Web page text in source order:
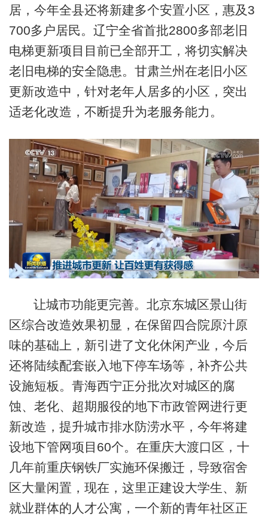
居，今年全县还将新建多个安置小区，惠及3
700多户居民。辽宁全省首批2800多部老旧
电梯更新项目目前已全部开工，将切实解决
老旧电梯的安全隐患。甘肃兰州在老旧小区
更新改造中，针对老年人居多的小区，突出
适老化改造，不断提升为老服务能力。
让城市功能更完善。北京东城区景山街
区综合改造效果初显，在保留四合院原汁原
味的基础上，新引进了文化休闲产业，今后
还将陆续配套嵌入地下停车场等，补齐公共
设施短板。青海西宁正分批次对城区的腐
蚀、老化、超期服役的地下市政管网进行更
新改造，提升城市排水防涝水平，今年将建
设地下管网项目60个。在重庆大渡口区，十
几年前重庆钢铁厂实施环保搬迁，导致宿舍
区大量闲置，现在，这里正建设大学生、新
就业群体的人才公寓，一个新的青年社区正